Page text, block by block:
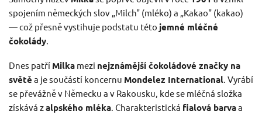
spojením německých slov „Milch" (mléko) a „Kakao" (kakao)
— což přesně vystihuje podstatu této jemné mléčné
čokolády.
Dnes patří Milka mezi nejznámější čokoládové značky na
světě a je součástí koncernu Mondelez International. Vyrábí
se převážně v Německu a v Rakousku, kde se mléčná složka
získává zalpského mléka. Charakteristická fialová barvaa